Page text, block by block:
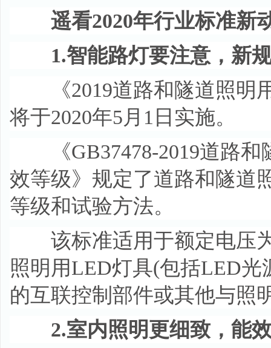
遥看2020年行业标准新
1.智能路灯要注意，新
《2019道路和隧道照明
将于2020年5月1日实施。
《GB37478-2019道路和
效等级》规定了道路和隧道
等级和试验方法。
该标准适用于额定电压为
照明用LED灯具(包括LED
的互联控制部件或其他与照
2.室内照明更细致，能